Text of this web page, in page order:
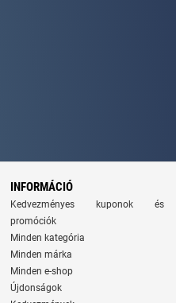
INFORMÁCIÓ
Kedvezményes kuponok és
promóciók
Minden kategória
Minden márka
Minden e-shop
Újdonságok